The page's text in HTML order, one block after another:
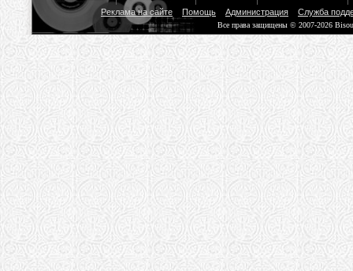
Реклама на сайте
Помощь Администрация Служба
Все права защищены © 2007-2026